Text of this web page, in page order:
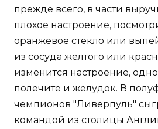
прежде всего, в части
плохое настроение,
оранжевое стекло или
из сосуда желтого или
изменится настроение,
полечите и желудок. В
чемпионов "Ливерпуль"
командой из столицы